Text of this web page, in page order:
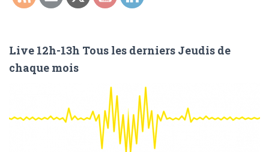
:Live 12h-13h Tous les derniers Jeudis de
chaque mois